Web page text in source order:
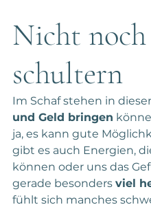
Nicht
schultern
Im Schaf stehen in
und Geld bringen
ja, es kann gute
gibt es auch Energien,
können oder uns das
gerade besonders viel
fühlt sich manches